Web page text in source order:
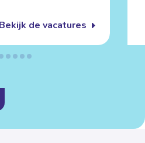
Bekijk de vacatures